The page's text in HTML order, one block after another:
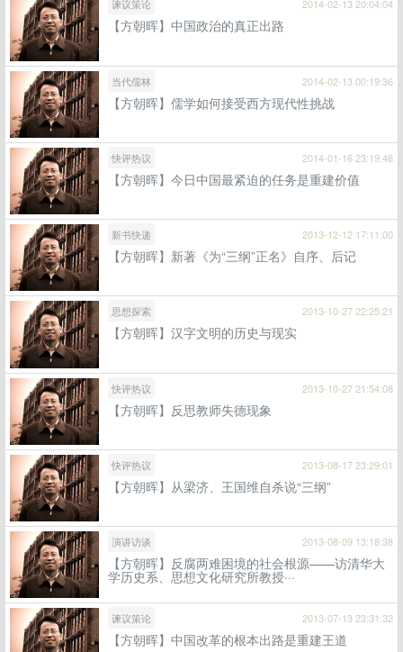
谏议策论 2014-02-13 20:04:04
【方朝晖】中国政治的真正出路
当代儒林 2014-02-13 00:19:36
【方朝晖】儒学如何接受西方现代性挑战
快评热议 2014-01-16 23:19:46
【方朝晖】今日中国最紧迫的任务是重建价值
新书快递 2013-12-12 17:11:00
【方朝晖】新著《为“三纲”正名》自序、后记
思想探索 2013-10-27 22:25:21
【方朝晖】汉字文明的历史与现实
快评热议 2013-10-27 21:54:08
【方朝晖】反思教师失德现象
快评热议 2013-08-17 23:29:01
【方朝晖】从梁济、王国维自杀说“三纲”
演讲访谈 2013-08-09 13:18:38
【方朝晖】反腐两难困境的社会根源——访清华大
学历史系、思想文化研究所教授···
谏议策论 2013-07-13 23:31:32
【方朝晖】中国改革的根本出路是重建王道